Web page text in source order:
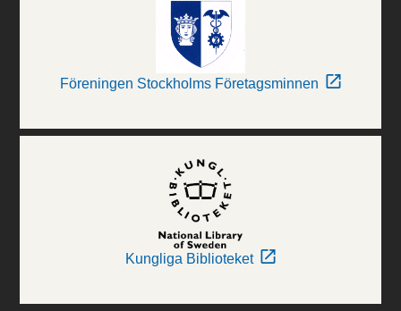
Föreningen Stockholms Företagsminnen
Kungliga Biblioteket